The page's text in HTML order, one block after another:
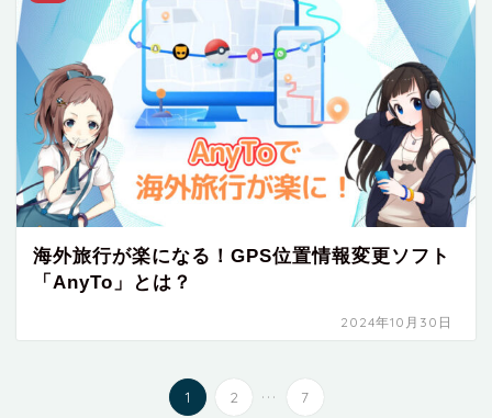
海外旅行が楽になる！GPS位置情報変更ソフト
「AnyTo」とは？
2024年10月30日
1 2 ... 7